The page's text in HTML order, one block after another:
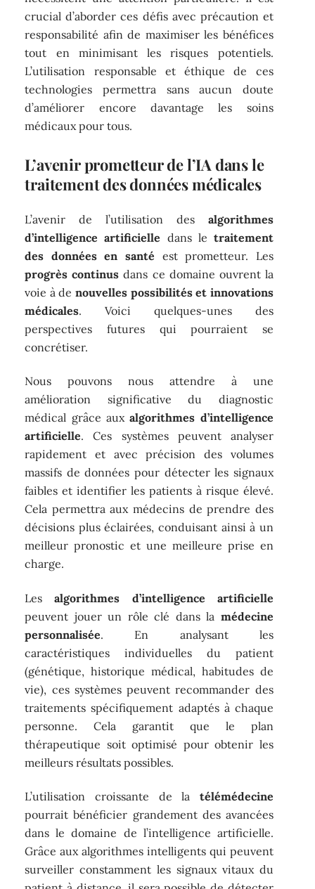
crucial d’aborder ces défis avec précaution et
responsabilité afin de maximiser les bénéfices
tout en minimisant les risques potentiels.
L’utilisation responsable et éthique de ces
technologies permettra sans aucun doute
d’améliorer encore davantage les soins
médicaux pour tous.
L’avenir prometteur de l’IA dans le
traitement des données médicales
L’avenir de l’utilisation des algorithmes
d’intelligence artificielle dans le traitement
des données en santé est prometteur. Les
progrès continus dans ce domaine ouvrent la
voie à de nouvelles possibilités et innovations
médicales. Voici quelques-unes des
perspectives futures qui pourraient se
concrétiser.
Nous pouvons nous attendre à une
amélioration significative du diagnostic
médical grâce auxalgorithmes d’intelligence
artificielle. Ces systèmes peuvent analyser
rapidement et avec précision des volumes
massifs de données pour détecter les signaux
faibles et identifier les patients à risque élevé.
Cela permettra aux médecins de prendre des
décisions plus éclairées, conduisant ainsi à un
meilleur pronostic et une meilleure prise en
charge.
Lesalgorithmes d’intelligence artificielle
peuvent jouer un rôle clé dans la médecine
personnalisée. En analysant les
caractéristiques individuelles du patient
(génétique, historique médical, habitudes de
vie), ces systèmes peuvent recommander des
traitements spécifiquement adaptés à chaque
personne. Cela garantit que le plan
thérapeutique soit optimisé pour obtenir les
meilleurs résultats possibles.
L’utilisation croissante de la télémédecine
pourrait bénéficier grandement des avancées
dans le domaine de l’intelligence artificielle.
Grâce aux algorithmes intelligents qui peuvent
surveiller constamment les signaux vitaux du